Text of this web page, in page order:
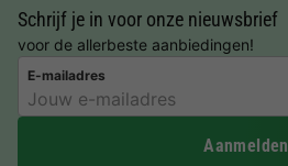
Schrijf je in voor onze nieuwsbrief
voor de allerbeste aanbiedingen!
E-mailadres
Aanmelden